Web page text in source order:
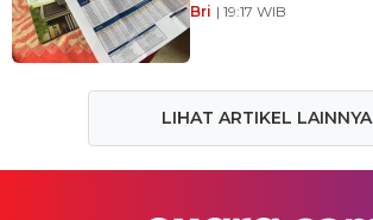
Bri | 19:17 WIB
LIHAT ARTIKEL LAINNYA